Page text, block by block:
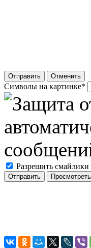
Отправить Отменить
Символы на картинке*
Разрешить